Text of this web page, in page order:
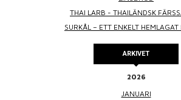
THAI LARB - THAILÄNDSK
SURKÅL – ETT ENKELT HEMLAGAT
ARKIVET
2026
JANUARI